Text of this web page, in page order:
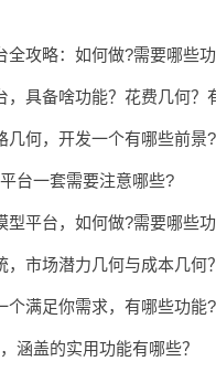
全攻略：如何做?需要哪些
，具备啥功能？花费几何？
几何，开发一个有哪些前景
台一套需要注意哪些?
型平台，如何做?需要哪些
，市场潜力几何与成本几何
个满足你需求，有哪些功能
涵盖的实用功能有哪些？